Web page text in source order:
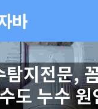
지전문,
도 누수